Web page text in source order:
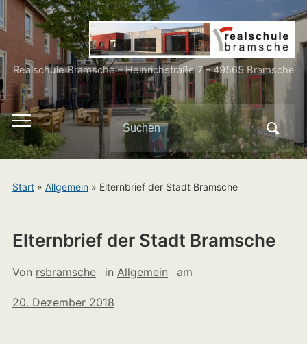
Realschule Bramsche – Heinrichstraße 7 – 49565 Bramsche
Toggle
mobile
menu
Search
for:
Start» Allgemein» Elternbrief der Stadt Bramsche
Elternbrief der Stadt Bramsche
Von rsbramsche in Allgemein am
20. Dezember 2018